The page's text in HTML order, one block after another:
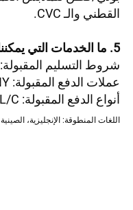
القطني والـ CVC.
5. ما الخدمات التي يمكننا تقديمها؟
شروط التسليم المقبولة: FOB، CFR، CIF؛
عملات الدفع المقبولة: USD، CNY;
أنواع الدفع المقبولة: T/T، L/C، ويسترن يونيون;
اللغات المنطوقة: الإنجليزية، الصينية